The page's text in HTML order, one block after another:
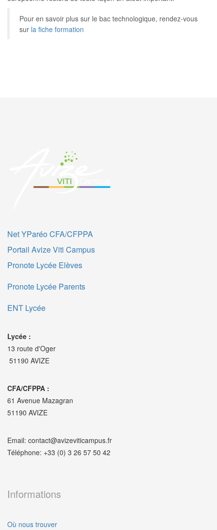
Pour en savoir plus sur le bac technologique, rendez-vous
sur la fiche formation
Net YParéo CFA/CFPPA
Portail Avize Viti Campus
Pronote Lycée Elèves
Pronote Lycée Parents
ENT Lycée
Lycée :
13 route d'Oger
51190 AVIZE
CFA/CFPPA :
61 Avenue Mazagran
51190 AVIZE
Email: contact@avizeviticampus.fr
Téléphone: +33 (0) 3 26 57 50 42
Informations
Où nous trouver